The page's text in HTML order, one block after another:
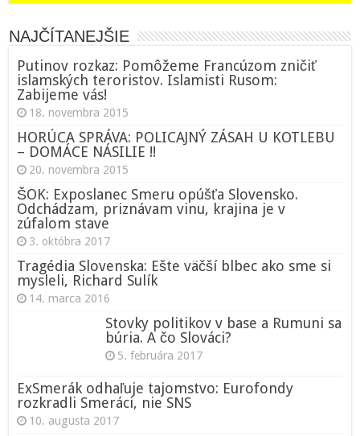
NAJČÍTANEJŠIE
Putinov rozkaz: Pomôžeme Francúzom zničiť
islamských teroristov. Islamisti Rusom:
Zabijeme vás!
18. novembra 2015
HORÚCA SPRÁVA: POLICAJNÝ ZÁSAH U KOTLEBU
– DOMÁCE NÁSILIE !!
20. novembra 2015
ŠOK: Exposlanec Smeru opúšťa Slovensko.
Odchádzam, priznávam vinu, krajina je v
zúfalom stave
3. októbra 2017
Tragédia Slovenska: Ešte väčší blbec ako sme si
mysleli, Richard Sulík
14. marca 2016
Stovky politikov v base a Rumuni sa
búria. A čo Slováci?
5. februára 2017
ExSmerák odhaľuje tajomstvo: Eurofondy
rozkradli Smeráci, nie SNS
10. augusta 2017